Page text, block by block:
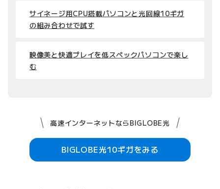
サイネージ用CPU搭載パソコンと光回線10ギガ
の組み合わせで試す
映像美と快適プレイを低スペックパソコンで楽し
む
高速インターネットならBIGLOBE光
BIGLOBE光10ギガをみる